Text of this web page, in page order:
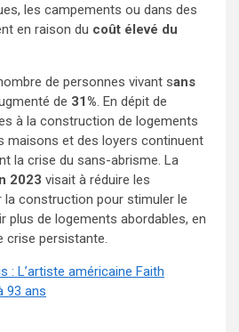
les campements ou dans des
en raison du coût élevé du
de personnes vivant sans
de 31% . En dépit de
à la construction de logements
maisons et des loyers continuent
la crise du sans-abrisme. La
2023 visait à réduire les
construction pour stimuler le
plus de logements abordables, en
persistante.
: L’artiste américaine Faith
93 ans